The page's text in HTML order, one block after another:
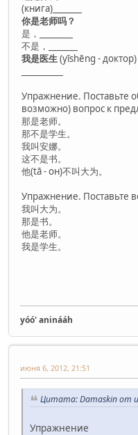
(книга)_______
你是老师吗？
是，________
不是，_______
我是医生(yīshēng - доктор)
Упражнение. Поставьте
возможно) вопрос к
那是老师。
那不是学生。
我叫安娜。
这不是书。
他(tā - он)不叫大为。
Упражнение. Поставьте
我叫大为。
那是书。
他是老师。
我是学生。
yóó' aninááh
июня 6, 2012, 21:51
Цитата: Damaskin от
Упражнение